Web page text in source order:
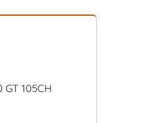
GT 105CH